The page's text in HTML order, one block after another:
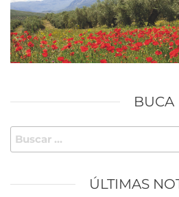
BUCA
Buscar:
ÚLTIMAS